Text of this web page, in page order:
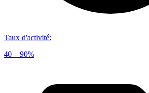
Taux d'activité:
40 – 90%